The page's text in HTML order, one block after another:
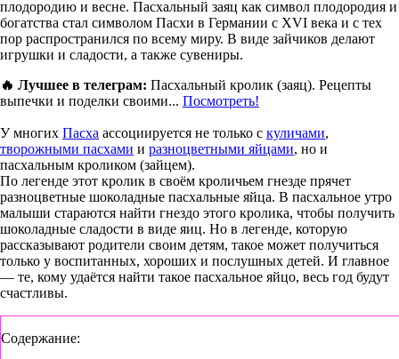
плодородию и весне. Пасхальный заяц как символ плодородия и
богатства стал символом Пасхи в Германии с XVI века и с тех
пор распространился по всему миру. В виде зайчиков делают
игрушки и сладости, а также сувениры.
🔥 Лучшее в телеграм: Пасхальный кролик (заяц). Рецепты
выпечки и поделки своими... Посмотреть!
У многих Пасха ассоциируется не только с куличами,
творожными пасхами и разноцветными яйцами, но и
пасхальным кроликом (зайцем).
По легенде этот кролик в своём кроличьем гнезде прячет
разноцветные шоколадные пасхальные яйца. В пасхальное утро
малыши стараются найти гнездо этого кролика, чтобы получить
шоколадные сладости в виде яиц. Но в легенде, которую
рассказывают родители своим детям, такое может получиться
только у воспитанных, хороших и послушных детей. И главное
— те, кому удаётся найти такое пасхальное яйцо, весь год будут
счастливы.
Содержание: